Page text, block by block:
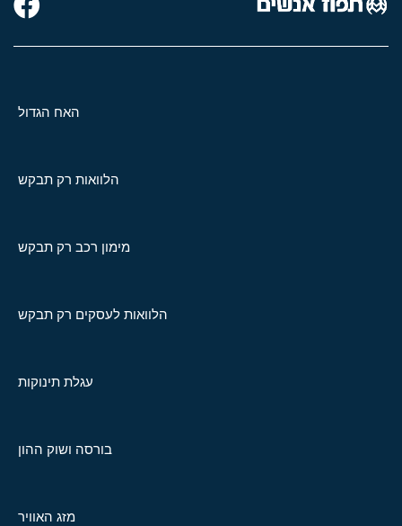
האח הגדול
הלוואות רק תבקש
מימון רכב רק תבקש
הלוואות לעסקים רק תבקש
עגלת תינוקות
בורסה ושוק ההון
מזג האוויר